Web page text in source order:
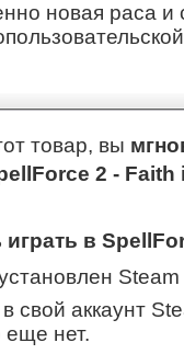
новая раса и
товар, вы
2 -
играть в
свой аккаунт
еще нет.